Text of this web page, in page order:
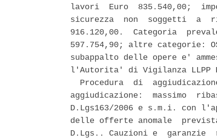
lavori  Euro  835.540,00;
sicurezza  non  soggetti  a
916.120,00.  Categoria
597.754,90; altre categorie:
subappalto delle opere e'
l'Autorita' di Vigilanza LLPP
Procedura  di
aggiudicazione:  massimo
D.Lgs163/2006 e s.m.i. con
delle offerte anomale
D.Lgs.. Cauzioni e  garanzie